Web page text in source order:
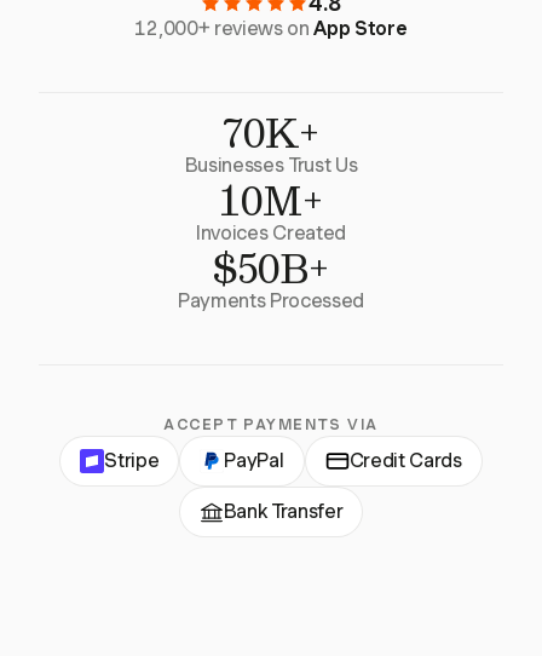
12,000+ reviews onApp Store
70K+
Businesses Trust Us
10M+
Invoices Created
$50B+
Payments Processed
ACCEPT PAYMENTS VIA
Stripe PayPal Credit Cards
Bank Transfer